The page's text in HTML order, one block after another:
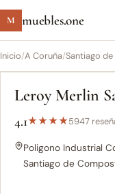
M muebles.one
Inicio/A Coruña/Santiago
Leroy Merlin
4.1★★★★5947
Poligono Industrial
Santiago de